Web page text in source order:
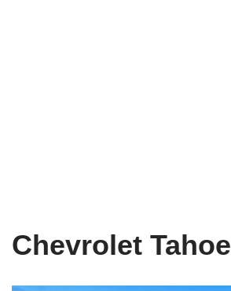
Chevrolet Tahoe